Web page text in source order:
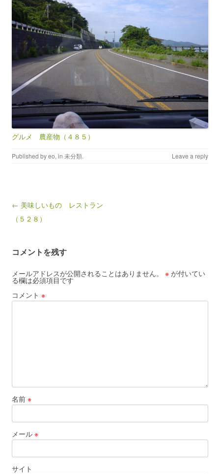
グルメ 農産物（４８５）
Published byeo, in 未分類. Leave a reply
Post navigation
← 美味しいもの レストラン
（５２８）
コメントを残す
メールアドレスが公開されることはありません。 ※ が付いてい
る欄は必須項目です
コメント ※
名前 ※
メール ※
サイト